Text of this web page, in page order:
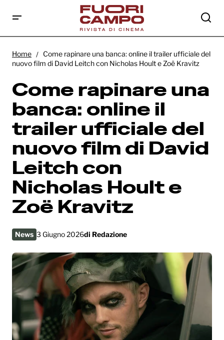
ufficiale del nuovo film di David Leitch con
Nicholas Hoult e Zoë Kravitz
Home
Come rapinare una banca: online il trailer ufficiale del
nuovo film di David Leitch con Nicholas Hoult e Zoë Kravitz
Come rapinare una
banca: online il
trailer ufficiale del
nuovo film di David
Leitch con
Nicholas Hoult e
Zoë Kravitz
News 3 Giugno 2026di Redazione